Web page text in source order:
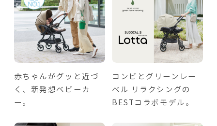
赤ちゃんがグッと近づ
く、新発想ベビーカ
ー。
コンビとグリーンレー
ベル リラクシングの
BESTコラボモデル。